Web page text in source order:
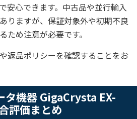
安心できます。中古品や並行輸入
りますが、保証対象外や初期不良
ため注意が必要です。
返品ポリシーを確認することをお
タ機器 GigaCrysta EX-
評価まとめ